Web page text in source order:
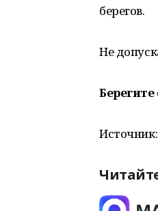
берегов.
Не
Источник: